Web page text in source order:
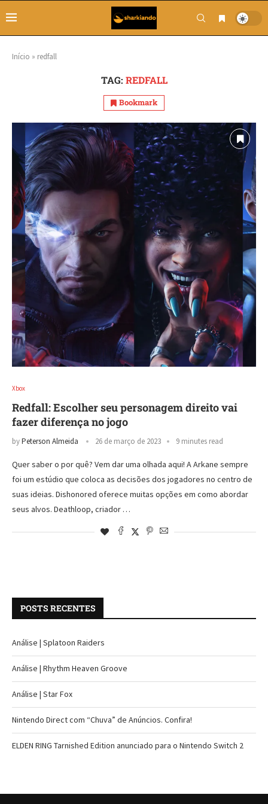
Início » redfall
TAG: REDFALL
Bookmark
Xbox
Redfall: Escolher seu personagem direito vai
fazer diferença no jogo
byPeterson Almeida 26 de março de 2023 9 minutes read
Quer saber o por quê? Vem dar uma olhada aqui! A Arkane sempre
foi um estúdio que coloca as decisões dos jogadores no centro de
suas ideias. Dishonored oferece muitas opções em como abordar
seus alvos. Deathloop, criador …
POSTS RECENTES
Análise | Splatoon Raiders
Análise | Rhythm Heaven Groove
Análise | Star Fox
Nintendo Direct com “Chuva” de Anúncios. Confira!
ELDEN RING Tarnished Edition anunciado para o Nintendo Switch 2